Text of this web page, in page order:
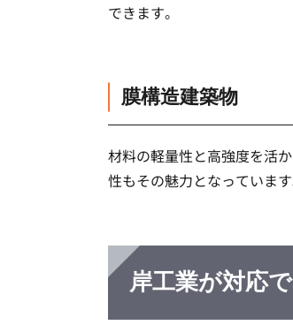
できます。
膜構造建築物
材料の軽量性と高強度を活
性もその魅力となっています
岸工業が対応